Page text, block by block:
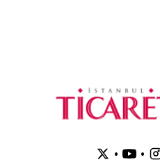
• •